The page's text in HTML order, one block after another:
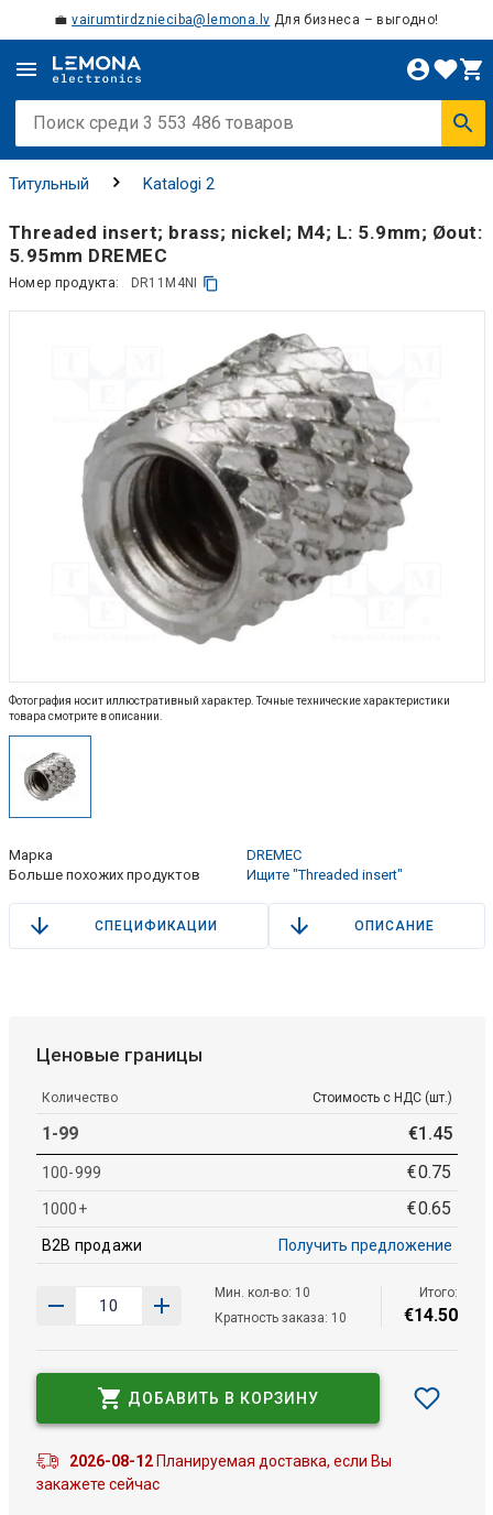
💼vairumtirdznieciba@lemona.lv Для бизнеса – выгодно!
Титульный Katalogi 2
Threaded insert; brass; nickel; M4; L: 5.9mm; Øout:
5.95mm DREMEC
Номер продукта: DR11M4NI
Фотография носит иллюстративный характер. Точные технические характеристики
товара смотрите в описании.
Марка
DREMEC
Больше похожих продуктов
Ищите "Threaded insert"
СПЕЦИФИКАЦИИ ОПИСАНИЕ
Ценовые границы
Количество Стоимость с НДС (шт.)
1-99 €1 .45
100-999 €0.75
1000+ €0.65
B2B продажи Получить предложение
Мин. кол-во: 10
Кратность заказа: 10
Итого:
€14.50
ДОБАВИТЬ В КОРЗИНУ
2026-08-12Планируемая доставка, если Вы
закажете сейчас